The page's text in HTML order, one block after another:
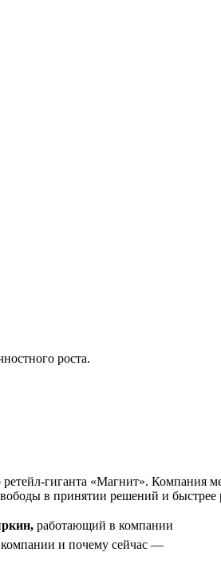
роста.
гиганта «Магнит». Компания
в принятии решений и быстрее
работающий в компании
компании и почему сейчас —